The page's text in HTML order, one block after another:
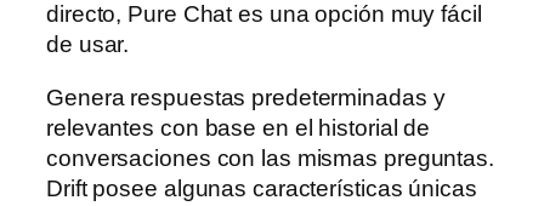
directo, Pure Chat es una opción muy fácil
de usar.
Genera respuestas predeterminadas y
relevantes con base en el historial de
conversaciones con las mismas preguntas.
Drift posee algunas características únicas